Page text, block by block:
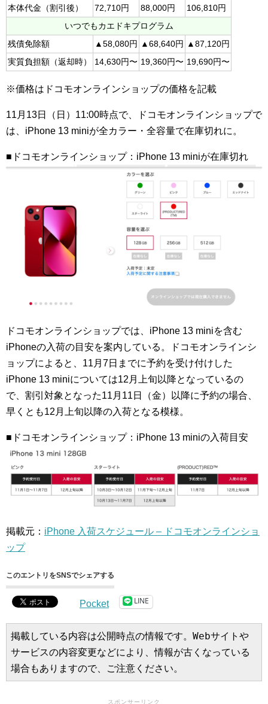
本体代金（割引後）
72,710円 88,000円
106,810円
いつでもカエドキプログラム
残債免除額
▲58,080円 ▲68,640円
▲87,120円
実質負担額（返却時）
14,630円〜 19,360円〜 19,690円〜
※価格はドコモオンラインショップの価格を記載
11月13日（日）11:00時点で、ドコモオンラインショップで
は、iPhone 13 miniが全カラー・全容量で在庫切れに。
■ドコモオンラインショップ：iPhone 13 miniが在庫切れ
ドコモオンラインショップでは、iPhone 13 miniを含む
iPhoneの入荷の目安を案内している。ドコモオンラインシ
ョップによると、11月7日までに予約を受け付けした
iPhone 13 miniについては12月上旬以降となっているの
で、割引対象となった11月11日（金）以降に予約の場合、
早くとも12月上旬以降の入荷となる模様。
■ドコモオンラインショップ：iPhone 13 miniの入荷目安
掲載元： iPhone 入荷スケジュール – ドコモオンラインショ
ップ
このエントリをSNSでシェアする
Pocket LINE
掲載している内容は公開時点の情報です。Webサイトや
サービスの内容変更などにより、情報が古くなっている
場合もありますので、ご注意ください。
スポンサーリンク